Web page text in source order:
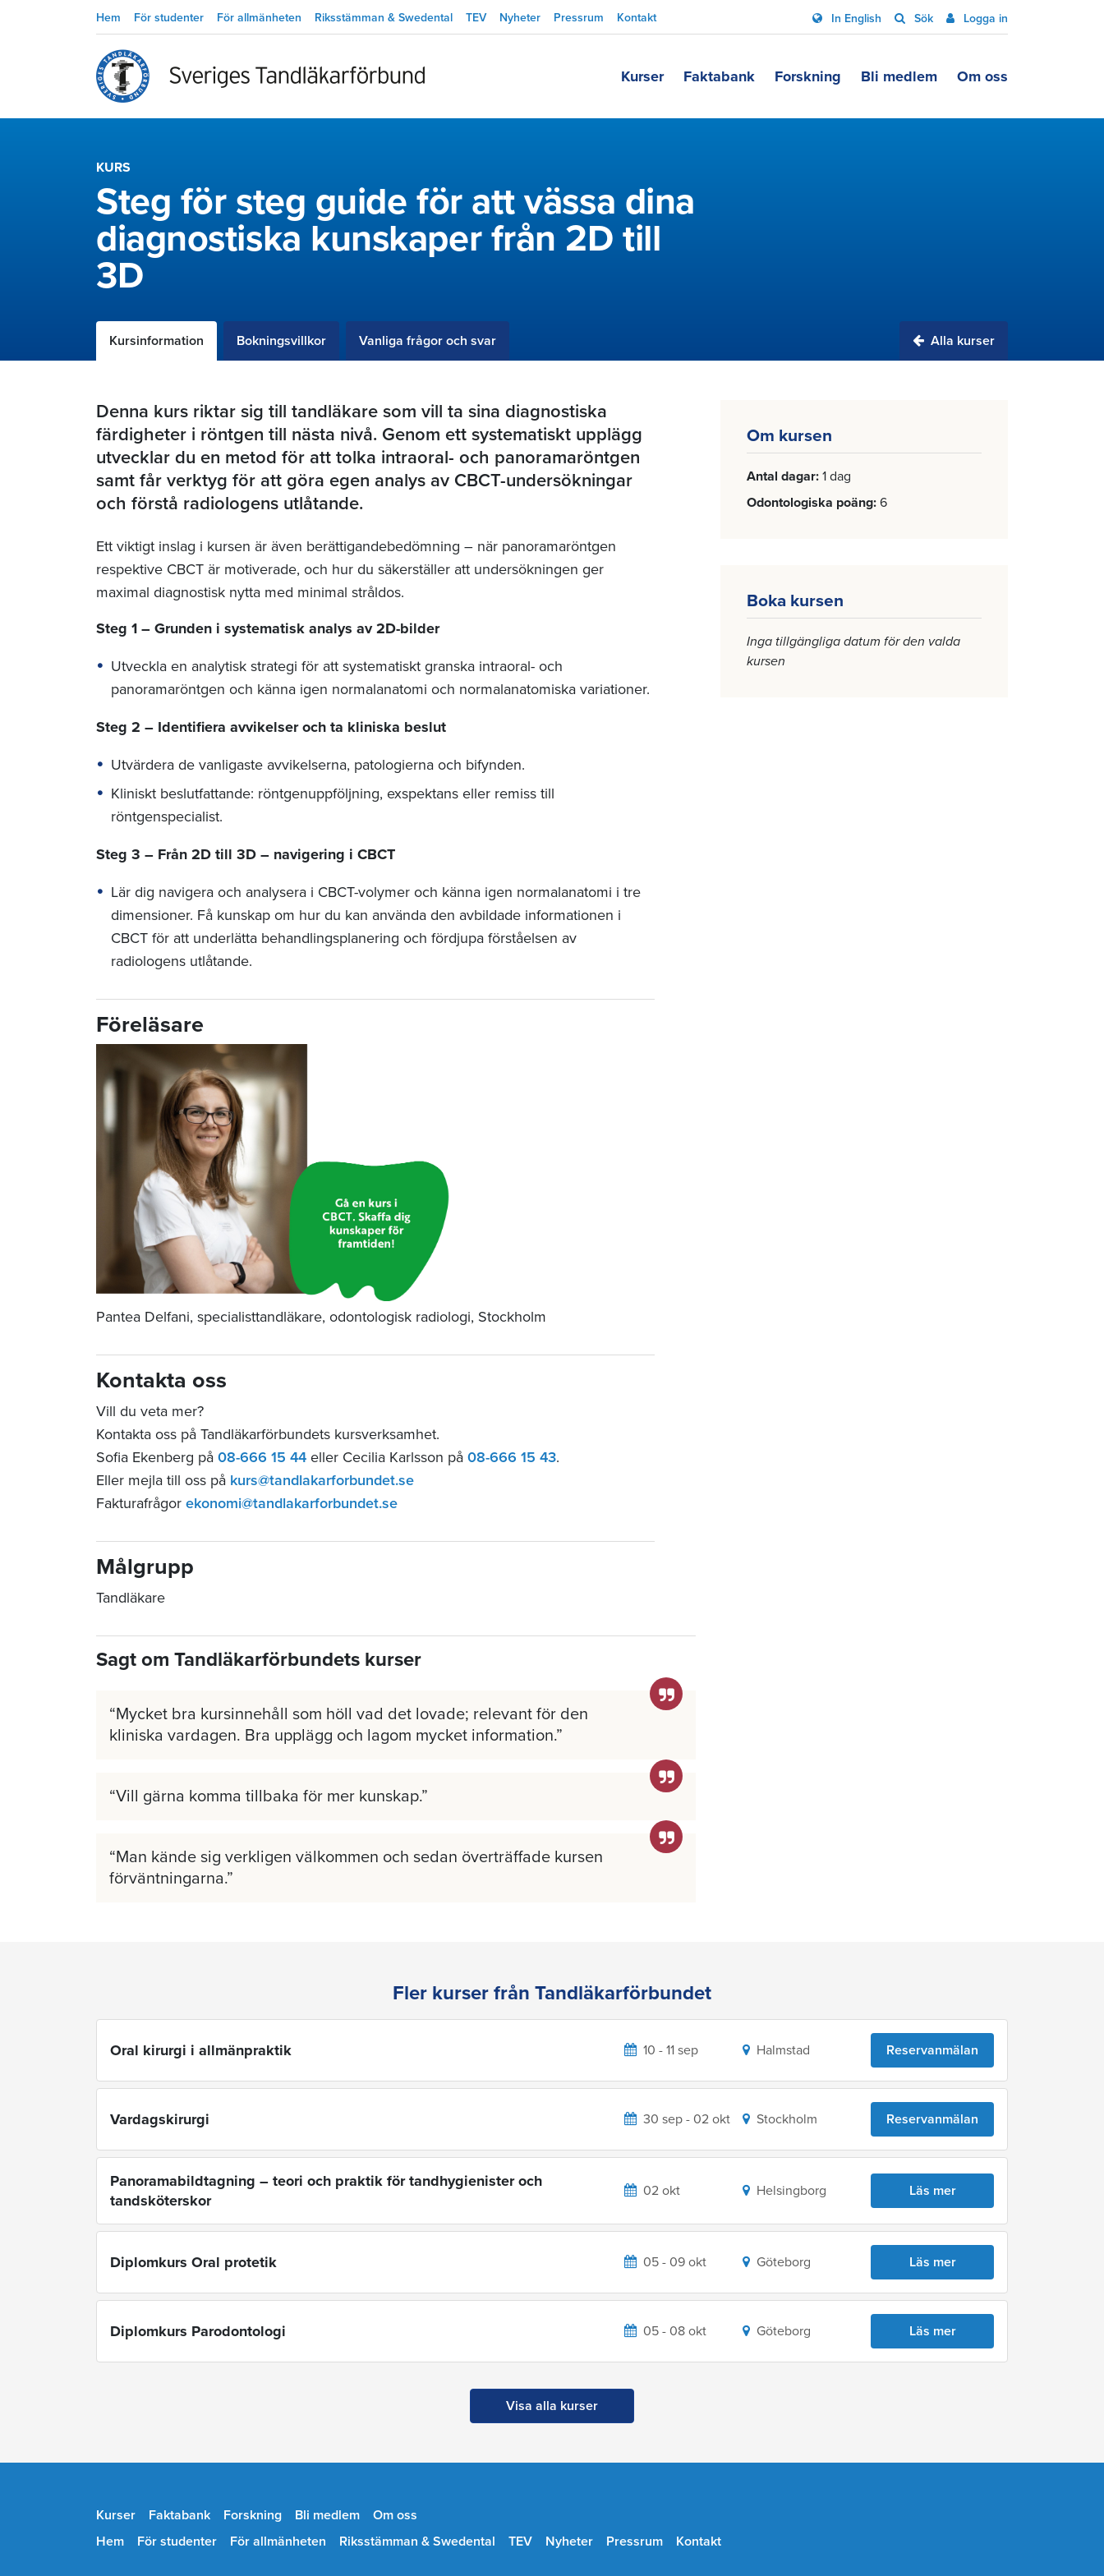
Hem För studenter För allmänheten Riksstämman & Swedental TEV Nyheter Pressrum Kontakt In English Sök Logga in
Kurser Faktabank Forskning Bli medlem Om oss
KURS
Steg för steg guide för att vässa dina
diagnostiska kunskaper från 2D till
3D
Kursinformation Bokningsvillkor Vanliga frågor och svar Alla kurser
Om kursen
Antal dagar 1 dag
Odontologiska poäng 6
Boka kursen
Inga tillgängliga datum för den valda
kursen
Denna kurs riktar sig till tandläkare som vill ta sina diagnostiska
färdigheter i röntgen till nästa nivå. Genom ett systematiskt upplägg
utvecklar du en metod för att tolka intraoral- och panoramaröntgen
samt får verktyg för att göra egen analys av CBCT-undersökningar
och förstå radiologens utlåtande.
Ett viktigt inslag i kursen är även berättigandebedömning – när panoramaröntgen
respektive CBCT är motiverade, och hur du säkerställer att undersökningen ger
maximal diagnostisk nytta med minimal stråldos.
Steg 1 – Grunden i systematisk analys av 2D-bilder
Utveckla en analytisk strategi för att systematiskt granska intraoral- och
panoramaröntgen och känna igen normalanatomi och normalanatomiska variationer.
Steg 2 – Identifiera avvikelser och ta kliniska beslut
Utvärdera de vanligaste avvikelserna, patologierna och bifynden.
Kliniskt beslutfattande: röntgenuppföljning, exspektans eller remiss till
röntgenspecialist.
Steg 3 – Från 2D till 3D – navigering i CBCT
Lär dig navigera och analysera i CBCT-volymer och känna igen normalanatomi i tre
dimensioner. Få kunskap om hur du kan använda den avbildade informationen i
CBCT för att underlätta behandlingsplanering och fördjupa förståelsen av
radiologens utlåtande.
Föreläsare
Pantea Delfani, specialisttandläkare, odontologisk radiologi, Stockholm
Kontakta oss
Vill du veta mer?
Kontakta oss på Tandläkarförbundets kursverksamhet.
Sofia Ekenberg på 08-666 15 44 eller Cecilia Karlsson på 08-666 15 43.
Eller mejla till oss på kurs@tandlakarforbundet.se
Fakturafrågor ekonomi@tandlakarforbundet.se
Målgrupp
Tandläkare
Sagt om Tandläkarförbundets kurser
Mycket bra kursinnehåll som höll vad det lovade; relevant för den
kliniska vardagen. Bra upplägg och lagom mycket information.
Vill gärna komma tillbaka för mer kunskap.
Man kände sig verkligen välkommen och sedan överträffade kursen
förväntningarna.
Fler kurser från Tandläkarförbundet
Oral kirurgi i allmänpraktik 10 - 11 sep Halmstad Reservanmälan
Vardagskirurgi 30 sep - 02 okt Stockholm Reservanmälan
Panoramabildtagning – teori och praktik för tandhygienister och
tandsköterskor
02 okt Helsingborg Läs mer
Diplomkurs Oral protetik 05 - 09 okt Göteborg Läs mer
Diplomkurs Parodontologi 05 - 08 okt Göteborg Läs mer
Visa alla kurser
Kurser Faktabank Forskning Bli medlem
Om oss
Hem
För studenter För allmänheten Riksstämman & Swedental TEV Nyheter Pressrum Kontakt